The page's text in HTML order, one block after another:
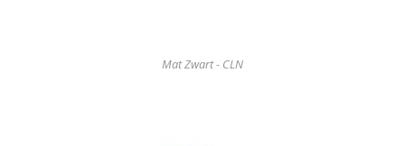
Mat Zwart - CLN